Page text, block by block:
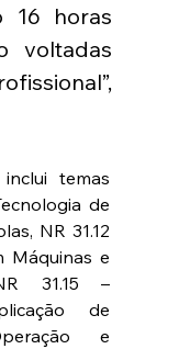
16 horas
voltadas
temas
de
NR 31.12
Máquinas e
31.15 –
de
e